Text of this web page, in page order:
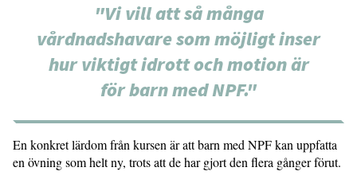
"Vi vill att så många
vårdnadshavare som möjligt inser
hur viktigt idrott och motion är
för barn med NPF."
En konkret lärdom från kursen är att barn med NPF kan uppfatta
en övning som helt ny, trots att de har gjort den flera gånger förut.